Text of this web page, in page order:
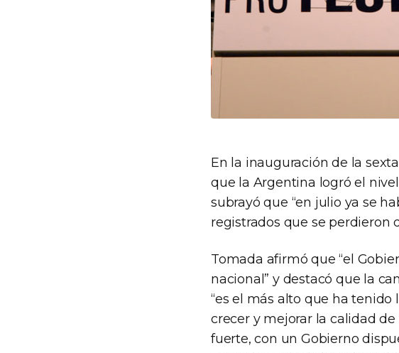
En la inauguración de la
que la Argentina logró el
subrayó que “en julio ya se
registrados que se perdieron
Tomada afirmó que “el
nacional” y destacó que la
“es el más alto que ha tenido
crecer y mejorar la calidad
fuerte, con un Gobierno